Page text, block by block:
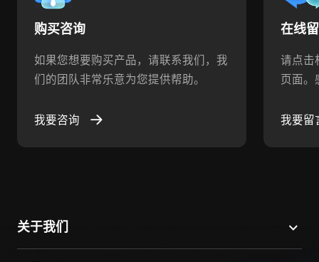
购买咨询
如果您想要购买产品，请联系我们，我
们的团队非常乐意为您提供帮助。
我要咨询
在线
请点击
页面。
我要留
关于我们